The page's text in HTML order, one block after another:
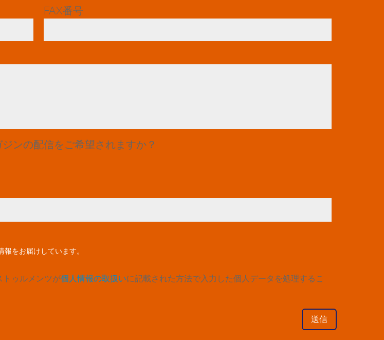
FAX番号
ンの配信をご希望されますか？
をお届けしています。
トゥルメンツが個人情報の取扱いに記載された方法で入力した個人データを処理するこ